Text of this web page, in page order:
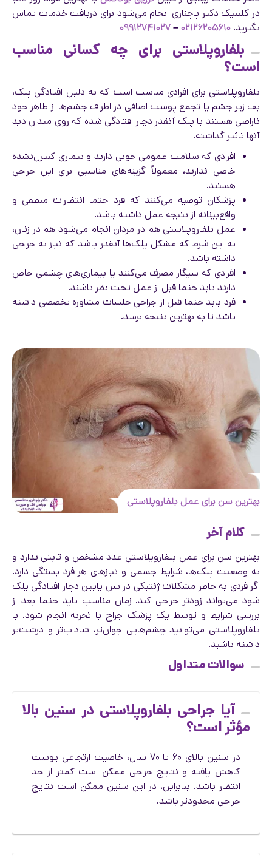
در کلینیک دکتر پاچناری انجام می‌شود برای دریافت خدمات تماس
بگیرید. ۰۲۱۲۶۲۰۵۶۱۰–۰۹۹۱۲۷۴۱۰۲۷
بلفاروپلاستی برای چه کسانی مناسب
است؟
بلفاروپلاستی برای افرادی مناسب است که به دلیل افتادگی پلک،
پف زیر چشم یا تجمع پوست اضافی در اطراف چشم‌ها از ظاهر خود
ناراضی هستند یا پلک آنقدر دچار افتادگی شده که روی میدان دید
آنها تاثیر گذاشته.
افرادی که سلامت عمومی خوبی دارند و بیماری کنترل‌نشده
خاصی ندارند، معمولاً گزینه‌های مناسبی برای این جراحی
هستند.
پزشکان توصیه می‌کنند که فرد حتما انتظارات منطقی و
واقع‌بینانه از نتیجه عمل داشته باشد.
عمل بلفاروپلاستی هم در مردان انجام می‌شود هم در زنان،
به این شرط که مشکل پلک‌ها آنقدر باشد که نیاز به جراحی
داشته باشد.
افرادی که سیگار مصرف می‌کنند یا بیماری‌های چشمی خاص
دارند باید حتما قبل از عمل تحت نظر باشند.
فرد باید حتما قبل از جراحی جلسات مشاوره تخصصی داشته
باشد تا به بهترین نتیجه برسد.
بهترین سن برای عمل بلفاروپلاستی
کلام آخر
بهترین سن برای عمل بلفاروپلاستی عدد مشخص و ثابتی ندارد و
به وضعیت پلک‌ها، شرایط جسمی و نیازهای هر فرد بستگی دارد.
اگر فردی به خاطر مشکلات ژنتیکی در سن پایین دچار افتادگی پلک
شود می‌تواند زودتر جراحی کند. زمان مناسب باید حتما بعد از
بررسی شرایط و توسط یک پزشک جراح با تجربه انجام شود. با
بلفاروپلاستی می‌توانید چشم‌هایی جوان‌تر، شاداب‌تر و درشت‌تر
داشته باشید.
سوالات متداول
آیا جراحی بلفاروپلاستی در سنین بالا
مؤثر است؟
در سنین بالای ۶۰ تا ۷۰ سال، خاصیت ارتجاعی پوست
کاهش یافته و نتایج جراحی ممکن است کمتر از حد
انتظار باشد. بنابراین، در این سنین ممکن است نتایج
جراحی محدودتر باشد.